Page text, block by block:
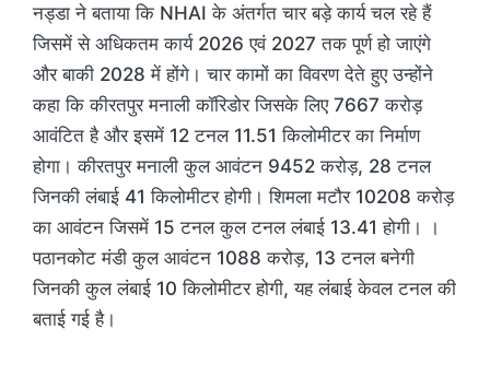
नड्डा ने बताया कि NHAI के अंतर्गत चार बड़े कार्य चल रहे हैं
जिसमें से अधिकतम कार्य 2026 एवं 2027 तक पूर्ण हो जाएंगे
और बाकी 2028 में होंगे। चार कामों का विवरण देते हुए उन्होंने
कहा कि कीरतपुर मनाली कॉरिडोर जिसके लिए 7667 करोड़
आवंटित है और इसमें 12 टनल 11.51 किलोमीटर का निर्माण
होगा। कीरतपुर मनाली कुल आवंटन 9452 करोड़, 28 टनल
जिनकी लंबाई 41 किलोमीटर होगी। शिमला मटौर 10208 करोड़
का आवंटन जिसमें 15 टनल कुल टनल लंबाई 13.41 होगी। ।
पठानकोट मंडी कुल आवंटन 1088 करोड़, 13 टनल बनेगी
जिनकी कुल लंबाई 10 किलोमीटर होगी, यह लंबाई केवल टनल की
बताई गई है।